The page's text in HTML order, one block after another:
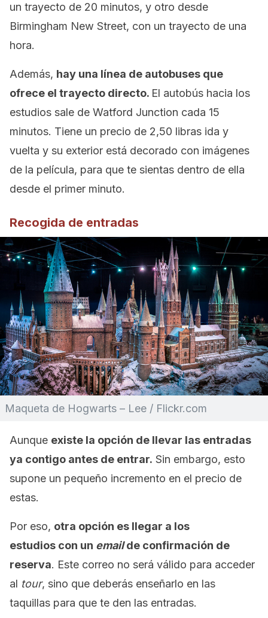
un trayecto de 20 minutos, y otro desde
Birmingham New Street, con un trayecto de una
hora.
Además, hay una línea de autobuses que
ofrece el trayecto directo. El autobús hacia los
estudios sale de Watford Junction cada 15
minutos. Tiene un precio de 2,50 libras ida y
vuelta y su exterior está decorado con imágenes
de la película, para que te sientas dentro de ella
desde el primer minuto.
Recogida de entradas
Maqueta de Hogwarts – Lee / Flickr.com
Aunque existe la opción de llevar las entradas
ya contigo antes de entrar. Sin embargo, esto
supone un pequeño incremento en el precio de
estas.
Por eso, otra opción es llegar a los
estudios con un emailde confirmación de
reserva. Este correo no será válido para acceder
al tour, sino que deberás enseñarlo en las
taquillas para que te den las entradas.